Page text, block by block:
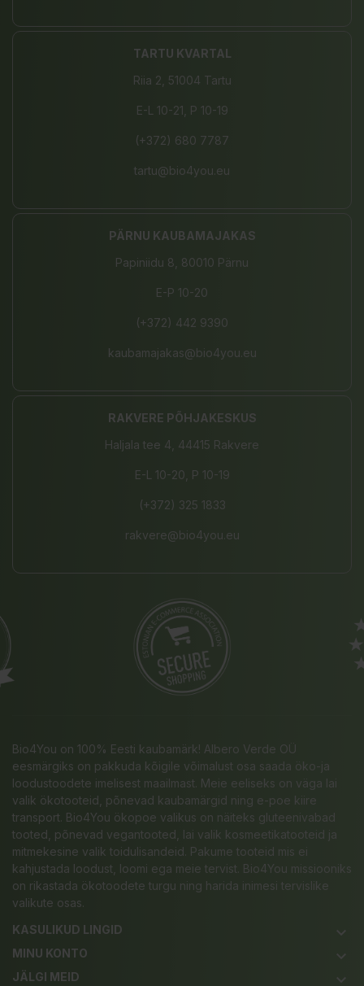
TARTU KVARTAL
Riia 2, 51004 Tartu
E-L 10-21, P 10-19
(+372) 680 7787
tartu@bio4you.eu
PÄRNU KAUBAMAJAKAS
Papiniidu 8, 80010 Pärnu
E-P 10-20
(+372) 442 9390
kaubamajakas@bio4you.eu
RAKVERE PÕHJAKESKUS
Haljala tee 4, 44415 Rakvere
E-L 10-20, P 10-19
(+372) 325 1833
rakvere@bio4you.eu
Bio4You on 100% Eesti kaubamärk! Albero Verde OÜ
eesmärgiks on pakkuda kõigile võimalust osa saada öko-ja
loodustoodete imelisest maailmast. Meie eeliseks on väga lai
valik ökotooteid, põnevad kaubamärgid ning e-poe kiire
transport. Bio4You ökopoe valikus on näiteks gluteenivabad
tooted, põnevad vegantooted, lai valik kosmeetikatooteid ja
mitmekesine valik toidulisandeid. Pakume tooteid mis ei
kahjustada loodust, loomi ega meie tervist. Bio4You missiooniks
on rikastada ökotoodete turgu ning harida inimesi tervislike
valikute osas.
KASULIKUD LINGID
keyboard_arrow_down
MINU KONTO keyboard_arrow_down
JÄLGI MEID keyboard_arrow_down